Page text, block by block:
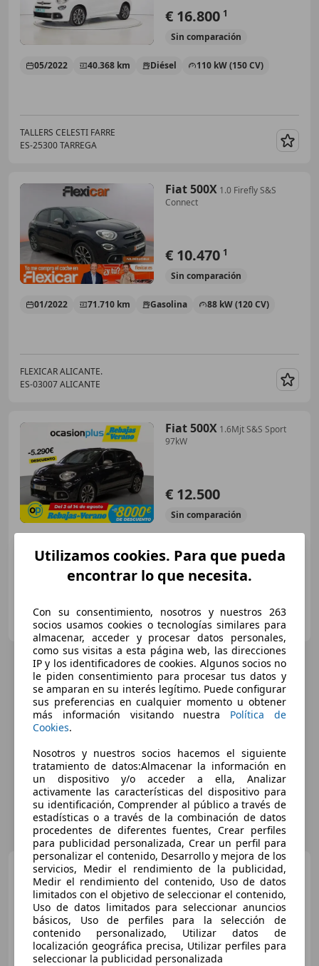
€ 16.800 1
Sin comparación
05/2022 40.368 km Diésel 110 kW (150 CV)
TALLERS CELESTI FARRE
ES-25300 TARREGA
Fiat 500X 1.0 Firefly S&S
Connect
€ 10.470 1
Sin comparación
01/2022 71.710 km Gasolina 88 kW (120 CV)
FLEXICAR ALICANTE.
ES-03007 ALICANTE
Fiat 500X 1.6Mjt S&S Sport
97kW
€ 12.500
Sin comparación
OCASIONPLUS LA MAQUINISTA II
ES-08020 SANT ANDREU
Fiat 500X
1.6Mjt S&S Cross
97kW
€ 12.364
Sincomparación
Utilizamos cookies. Para que pueda
encontrar lo que necesita.
Con su consentimiento, nosotros y nuestros 263
socios usamos cookies o tecnologías similares para
almacenar, acceder y procesar datos personales,
como sus visitas a esta página web, las direcciones
IP y los identificadores de cookies. Algunos socios no
le piden consentimiento para procesar tus datos y
se amparan en su interés legítimo. Puede configurar
sus preferencias en cualquier momento u obtener
más información visitando nuestra Política de
Cookies.
Nosotros y nuestros socios hacemos el siguiente
tratamiento de datos:Almacenar la información en
un dispositivo y/o acceder a ella, Analizar
activamente las características del dispositivo para
su identificación, Comprender al público a través de
estadísticas o a través de la combinación de datos
procedentes de diferentes fuentes, Crear perfiles
para publicidad personalizada, Crear un perfil para
personalizar el contenido, Desarrollo y mejora de los
servicios, Medir el rendimiento de la publicidad,
Medir el rendimiento del contenido, Uso de datos
limitados con el objetivo de seleccionar el contenido,
Uso de datos limitados para seleccionar anuncios
básicos, Uso de perfiles para la selección de
contenido personalizado, Utilizar datos de
localización geográfica precisa, Utilizar perfiles para
seleccionar la publicidad personalizada